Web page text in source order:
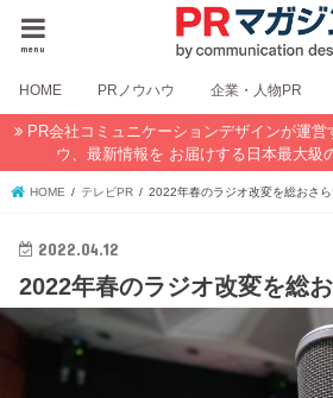
menu
HOME PRノウハウ 企業・人物PR
PR会社コミュニケーションデザインが運
ウ、最新情報を お届けする日本最大級
HOME テレビPR 2022年春のラジオ改変を総おさ
2022.04.12
2022年春のラジオ改変を総